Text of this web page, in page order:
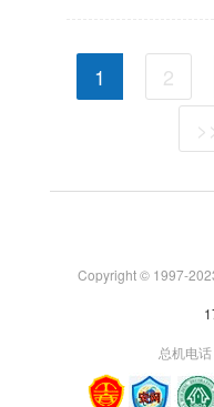
1 2
Copyright © 1997-
总机电